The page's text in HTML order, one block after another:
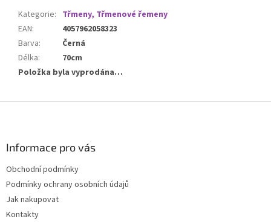
Kategorie: Třmeny, Třmenové řemeny
EAN:
4057962058323
Barva:
Černá
Délka:
70cm
Položka byla vyprodána…
Informace pro vás
Obchodní podmínky
Podmínky ochrany osobních údajů
Jak nakupovat
Kontakty